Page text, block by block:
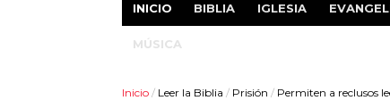
INICIO BIBLIA IGLESIA
MÚSICA
Inicio / Leer la Biblia / Prisión / Permiten a reclusos